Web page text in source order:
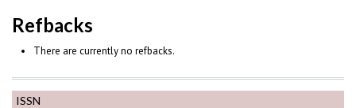
ISSN
Refbacks
There are currently no refbacks.